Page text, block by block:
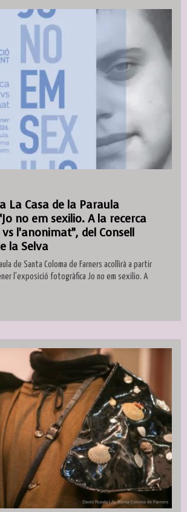
La Casa de la Paraula
no em sexilio. A la recerca
l’anonimat”, del Consell
la Selva
de Santa Coloma de Farners acollirà a partir
l'exposició fotogràfica Jo no em sexilio. A